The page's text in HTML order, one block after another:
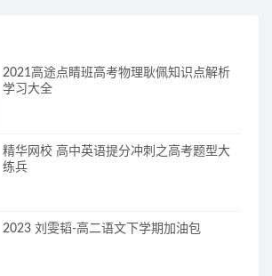
2021高途点睛班高考物理耿佩知识点解析
学习大全
精华网校 高中英语提分冲刺之高考题型大
练兵
2023 刘雯韬-高二语文下学期加油包